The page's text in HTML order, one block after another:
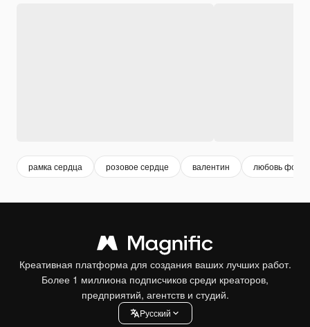
рамка сердца розовое сердце валентин любовь фон
Креативная платформа для создания ваших лучших работ.
Более 1 миллиона подписчиков среди креаторов,
предприятий, агентств и студий.
Pусский